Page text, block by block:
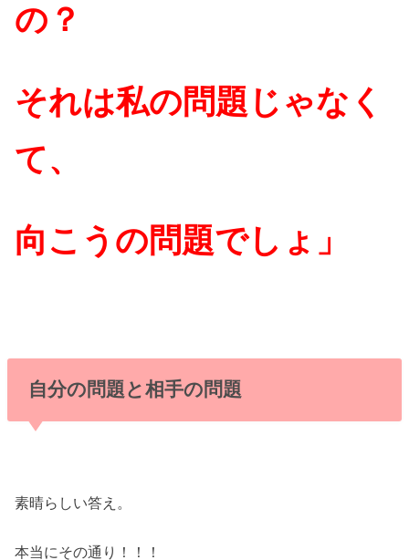
の？
それは私の問題じゃなく
て、
向こうの問題でしょ」
自分の問題と相手の問題
素晴らしい答え。
本当にその通り！！！